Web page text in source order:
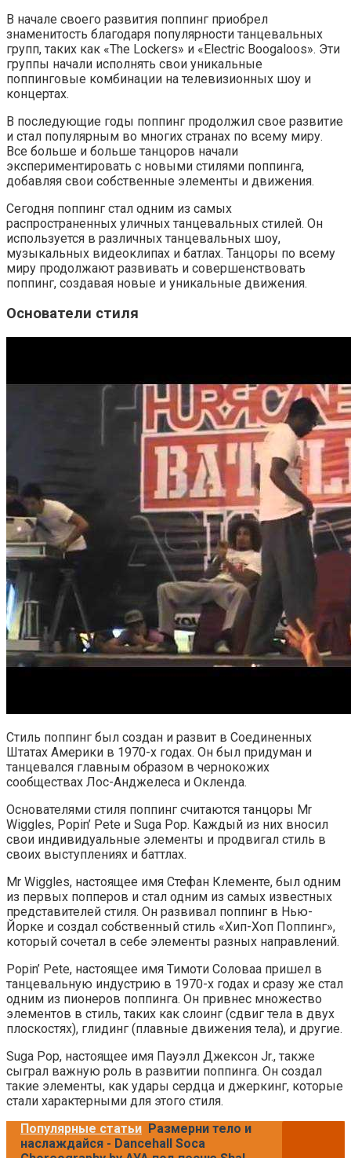
В начале своего развития поппинг приобрел
знаменитость благодаря популярности танцевальных
групп, таких как «The Lockers» и «Electric Boogaloos». Эти
группы начали исполнять свои уникальные
поппинговые комбинации на телевизионных шоу и
концертах.
В последующие годы поппинг продолжил свое развитие
и стал популярным во многих странах по всему миру.
Все больше и больше танцоров начали
экспериментировать с новыми стилями поппинга,
добавляя свои собственные элементы и движения.
Сегодня поппинг стал одним из самых
распространенных уличных танцевальных стилей. Он
используется в различных танцевальных шоу,
музыкальных видеоклипах и батлах. Танцоры по всему
миру продолжают развивать и совершенствовать
поппинг, создавая новые и уникальные движения.
Основатели стиля
Стиль поппинг был создан и развит в Соединенных
Штатах Америки в 1970-х годах. Он был придуман и
танцевался главным образом в чернокожих
сообществах Лос-Анджелеса и Окленда.
Основателями стиля поппинг считаются танцоры Mr
Wiggles, Popin’ Pete и Suga Pop. Каждый из них вносил
свои индивидуальные элементы и продвигал стиль в
своих выступлениях и баттлах.
Mr Wiggles, настоящее имя Стефан Клементе, был одним
из первых попперов и стал одним из самых известных
представителей стиля. Он развивал поппинг в Нью-
Йорке и создал собственный стиль «Хип-Хоп Поппинг»,
который сочетал в себе элементы разных направлений.
Popin’ Pete, настоящее имя Тимоти Соловаа пришел в
танцевальную индустрию в 1970-х годах и сразу же стал
одним из пионеров поппинга. Он привнес множество
элементов в стиль, таких как слоинг (сдвиг тела в двух
плоскостях), глидинг (плавные движения тела), и другие.
Suga Pop, настоящее имя Пауэлл Джексон Jr., также
сыграл важную роль в развитии поппинга. Он создал
такие элементы, как удары сердца и джеркинг, которые
стали характерными для этого стиля.
Популярные статьи Размерни тело и
наслаждайся - Dancehall Soca